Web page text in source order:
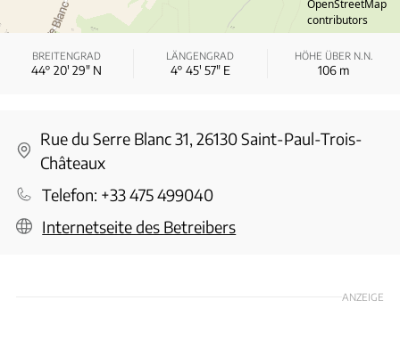
OpenStreetMap
contributors
BREITENGRAD
44° 20′ 29″ N
LÄNGENGRAD
4° 45′ 57″ E
HÖHE ÜBER N.N.
106 m
Rue du Serre Blanc 31, 26130 Saint-Paul-Trois-
Châteaux
Telefon: +33 475 499040
Internetseite des Betreibers
ANZEIGE